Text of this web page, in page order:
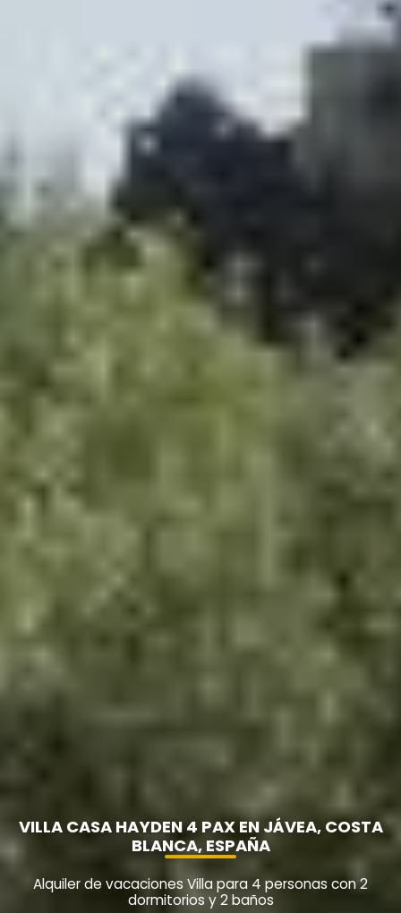
VILLA CASA HAYDEN 4 PAX EN JÁVEA, COSTA
BLANCA, ESPAÑA
Alquiler de vacaciones Villa para 4 personas con 2
dormitorios y 2 baños